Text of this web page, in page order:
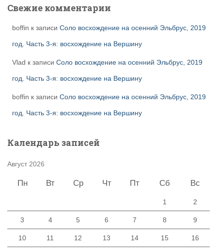
Свежие комментарии
boffin к записи Соло восхождение на осенний Эльбрус, 2019
год. Часть 3-я: восхождение на Вершину
Vlad к записи Соло восхождение на осенний Эльбрус, 2019
год. Часть 3-я: восхождение на Вершину
boffin к записи Соло восхождение на осенний Эльбрус, 2019
год. Часть 3-я: восхождение на Вершину
Календарь записей
Август 2026
Пн Вт Ср Чт Пт Сб Вс
1 2
3 4 5 6 7 8 9
10 11 12 13 14 15 16